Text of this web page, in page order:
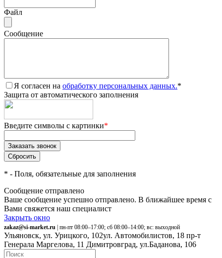
Файл
Сообщение
Я согласен на обработку персональных данных.*
Защита от автоматического заполнения
Введите символы с картинки*
* - Поля, обязательные для заполнения
Сообщение отправлено
Ваше сообщение успешно отправлено. В ближайшее время с
Вами свяжется наш специалист
Закрыть окно
zakaz@si-market.ru | пн-пт 08:00–17:00; сб 08:00–14:00; вс: выходной
Ульяновск, ул. Урицкого, 102ул. Автомобилистов, 18 пр-т
Генерала Маргелова, 11 Димитровград, ул.Баданова, 106